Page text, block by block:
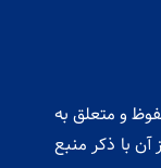
و متعلق به
با ذکر منبع